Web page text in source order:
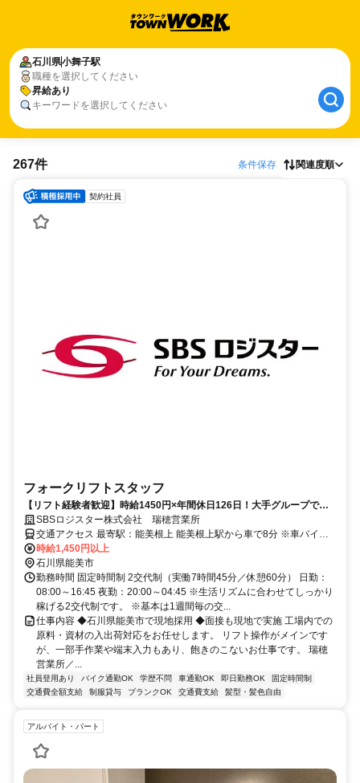
石川県小舞子駅
職種を選択してください
昇給あり
キーワードを選択してください
267件 条件保存 関連度順
契約社員
フォークリフトスタッフ
【リフト経験者歓迎】時給1450円×年間休日126日！大手グループで正
社員登用あり！夜勤手当でガッツリ稼げる！原料出荷の司令塔！
SBSロジスター株式会社 瑞穂営業所
交通アクセス 最寄駅：能美根上 能美根上駅から車で8分 ※車バイク
通勤OK
時給1,450円以上
石川県能美市
勤務時間 固定時間制 2交代制（実働7時間45分／休憩60分） 日勤：
08:00～16:45 夜勤：20:00～04:45 ※生活リズムに合わせてしっかり
稼げる2交代制です。 ※基本は1週間毎の交...
仕事内容 ◆石川県能美市で現地採用 ◆面接も現地で実施 工場内での
原料・資材の入出荷対応をお任せします。 リフト操作がメインです
が、一部手作業や端末入力もあり、飽きのこないお仕事です。 瑞穂
営業所／...
社員登用あり バイク通勤OK 学歴不問 車通勤OK 即日勤務OK
固定時間制
交通費全額支給
制服貸与 ブランクOK 交通費支給 髪型・髪色自由
アルバイト・パート